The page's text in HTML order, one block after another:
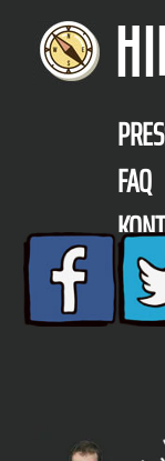
FAQ